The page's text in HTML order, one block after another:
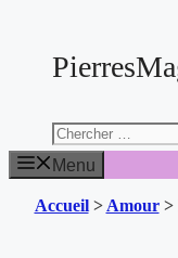
contenu
Chercher:
Menu
Accueil> Amour>